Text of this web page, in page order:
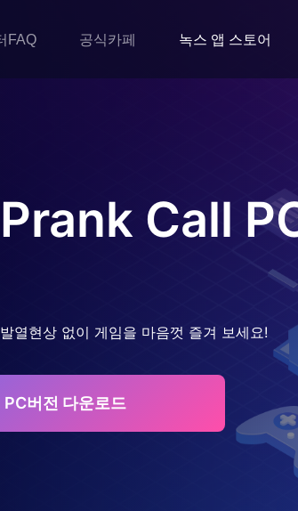
FAQ 공식카페 녹스 앱 스토어
Call
열현상 없이 게임을 마음껏 즐겨 보세요!
버전 다운로드